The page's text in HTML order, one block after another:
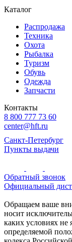
Каталог
Распродажа
Техника
Охота
Рыбалка
Туризм
Обувь
Одежда
Запчасти
Контакты
8 800 777 73 60
center@hft.ru
Санкт-Петербург
Пункты выдачи
Обратный звонок
Официальный
Обращаем ваше
носит
каких условиях не
определяемой